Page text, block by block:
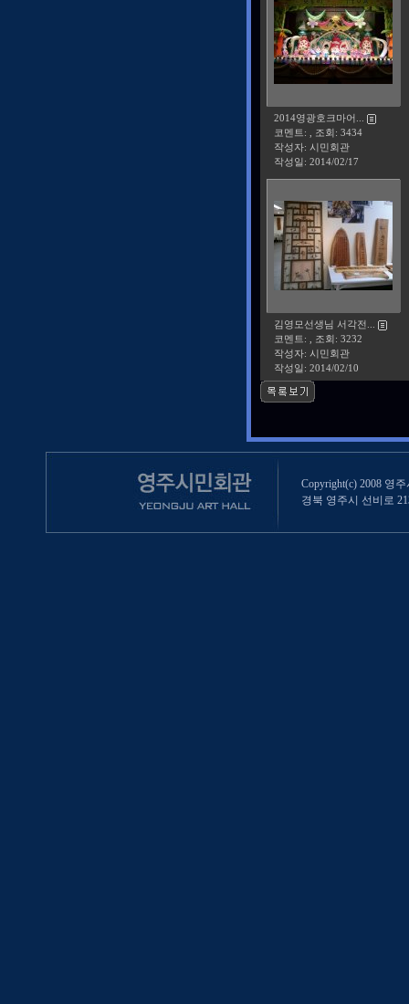
2014영광호크마어...
코멘트: , 조회: 3434
작성자: 시민회관
작성일: 2014/02/17
김영모선생님 서각전...
코멘트: , 조회: 3232
작성자: 시민회관
작성일: 2014/02/10
Copyright(c) 2008 영
경북 영주시 선비로